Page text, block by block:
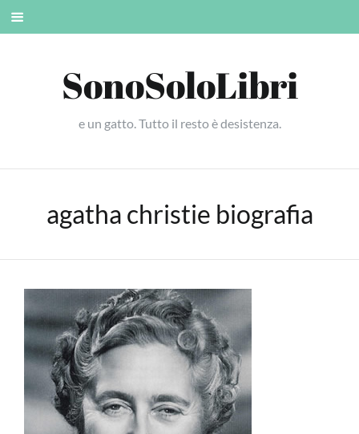
Skip
SonoSoloLibri
e un gatto. Tutto il resto è desistenza.
agatha christie biografia